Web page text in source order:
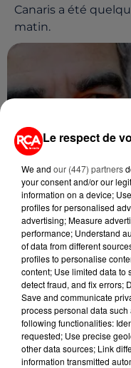
Canaris a été
matin.
26 décembre 2020
C'EST OFFICIEL,
NOUVEL
La maison jaune a
26 septembre.
Le respect de
We and our (447) partners
your consent and/or our
information on a device;
profiles for personalised
advertising; Measure
performance; Understand
of data from different
profiles to personalise
content; Use limited data to
detect fraud, and fix errors;
Save and communicate
process personal data
following functionalities:
requested; Use precise
other data sources; Link
information transmitted